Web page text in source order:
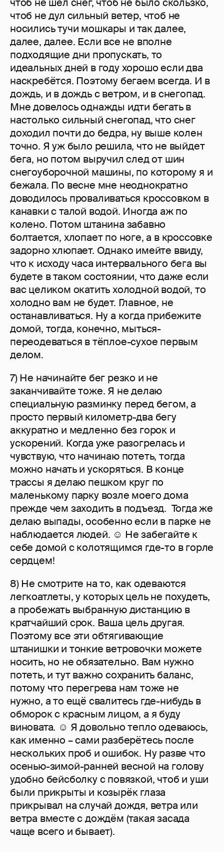
чтоб не шёл снег, чтоб не было скользко,
чтоб не дул сильный ветер, чтоб не
носились тучи мошкары и так далее,
далее, далее. Если все не вполне
подходящие дни пропускать, то
идеальных дней в году хорошо если два
наскребётся. Поэтому бегаем всегда. И в
дождь, и в дождь с ветром, и в снегопад.
Мне довелось однажды идти бегать в
настолько сильный снегопад, что снег
доходил почти до бедра, ну выше колен
точно. Я уж было решила, что не выйдет
бега, но потом выручил след от шин
снегоуборочной машины, по которому я и
бежала. По весне мне неоднократно
доводилось проваливаться кроссовком в
канавки с талой водой. Иногда аж по
колено. Потом штанина забавно
болтается, хлопает по ноге, а в кроссовке
задорно хлюпает. Однако имейте ввиду,
что к исходу часа интервального бега вы
будете в таком состоянии, что даже если
вас целиком окатить холодной водой, то
холодно вам не будет. Главное, не
останавливаться. Ну а когда прибежите
домой, тогда, конечно, мыться-
переодеваться в тёплое-сухое первым
делом.
7) Не начинайте бег резко и не
заканчивайте тоже. Я не делаю
специальную разминку перед бегом, а
просто первый километр-два бегу
аккуратно и медленно без горок и
ускорений. Когда уже разогрелась и
чувствую, что начинаю потеть, тогда
можно начать и ускоряться. В конце
трассы я делаю пешком круг по
маленькому парку возле моего дома
прежде чем заходить в подъезд. Тогда же
делаю выпады, особенно если в парке не
наблюдается людей. ☺ Не забегайте к
себе домой с колотящимся где-то в горле
сердцем!
8) Не смотрите на то, как одеваются
легкоатлеты, у которых цель не похудеть,
а пробежать выбранную дистанцию в
кратчайший срок. Ваша цель другая.
Поэтому все эти обтягивающие
штанишки и тонкие ветровочки можете
носить, но не обязательно. Вам нужно
потеть, и тут важно сохранить баланс,
потому что перегрева нам тоже не
нужно, а то ещё свалитесь где-нибудь в
обморок с красным лицом, а я буду
виновата. ☺ Я довольно тепло одеваюсь,
как именно – сами разберётесь после
нескольких проб и ошибок. Ну разве что
осенью-зимой-ранней весной на голову
удобно бейсболку с повязкой, чтоб и уши
были прикрыты и козырёк глаза
прикрывал на случай дождя, ветра или
ветра вместе с дождём (такая засада
чаще всего и бывает).